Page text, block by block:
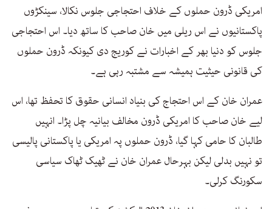
امریکی ڈرون حملوں کے خلاف احتجاجی جلوس نکالا، سینکڑوں
پاکستانیوں نے اس ریلی میں خان صاحب کا ساتھ دیا۔ اس احتجاجی
جلوس کو دنیا بھر کے اخبارات نے کوریج دی کیونکہ ڈرون حملوں
کی قانونی حیثیت ہمیشہ سے مشتبہ رہی ہے۔
عمران خان کے اس احتجاج کی بنیاد انسانی حقوق کا تحفظ تھا، اس
لیے خان صاحب کا امریکی ڈرون مخالف بیانیہ چل پڑا۔ انہیں
طالبان کا حامی کہا گیا، ڈرون حملوں پہ امریکی یا پاکستانی پالیسی
تو نہیں بدلی لیکن بہرحال عمران خان نے ٹھیک ٹھاک سیاسی
سکورنگ کرلی۔